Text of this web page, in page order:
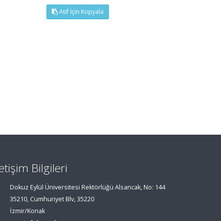
Atıf İçin Kopyala
Bilgileri
Dokuz Eylül Üniversitesi Rektörlüğü Alsancak, No: 144
35210, Cumhuriyet Blv, 35220
İzmir/Konak